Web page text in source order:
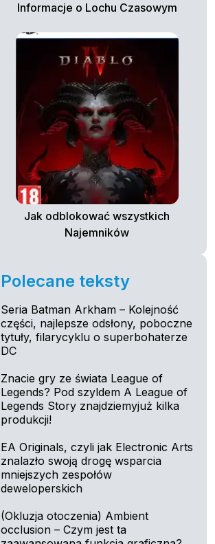
Informacje o Lochu Czasowym
Jak odblokować wszystkich
Najemników
Polecane teksty
Seria Batman Arkham – Kolejność
części, najlepsze odsłony, poboczne
tytuły, filarycyklu o superbohaterze
DC
Znacie gry ze świata League of
Legends? Pod szyldem A League of
Legends Story znajdziemyjuż kilka
produkcji!
EA Originals, czyli jak Electronic Arts
znalazło swoją drogę wsparcia
mniejszych zespołów
deweloperskich
(Okluzja otoczenia) Ambient
occlusion – Czym jest ta